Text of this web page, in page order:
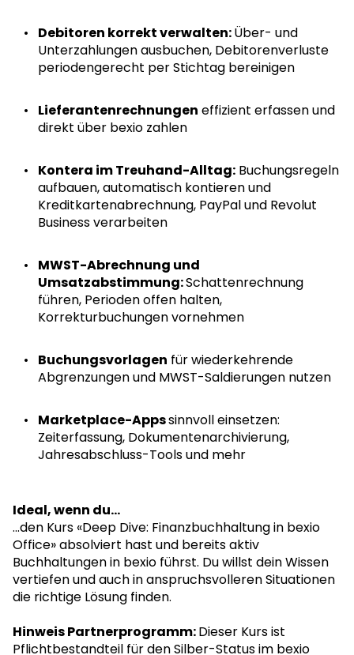
Debitoren korrekt verwalten:Über- und
Unterzahlungen ausbuchen, Debitorenverluste
periodengerecht per Stichtag bereinigen
Lieferantenrechnungen effizient erfassen und
direkt über bexio zahlen
Kontera im Treuhand-Alltag: Buchungsregeln
aufbauen, automatisch kontieren und
Kreditkartenabrechnung, PayPal und Revolut
Business verarbeiten
MWST-Abrechnung und
Umsatzabstimmung:Schattenrechnung
führen, Perioden offen halten,
Korrekturbuchungen vornehmen
Buchungsvorlagen für wiederkehrende
Abgrenzungen und MWST-Saldierungen nutzen
Marketplace-Appssinnvoll einsetzen:
Zeiterfassung, Dokumentenarchivierung,
Jahresabschluss-Tools und mehr
Ideal, wenn du...
...den Kurs «Deep Dive: Finanzbuchhaltung in bexio
Office» absolviert hast und bereits aktiv
Buchhaltungen in bexio führst. Du willst dein Wissen
vertiefen und auch in anspruchsvolleren Situationen
die richtige Lösung finden.
Hinweis Partnerprogramm:Dieser Kurs ist
Pflichtbestandteil für den Silber-Status im bexio